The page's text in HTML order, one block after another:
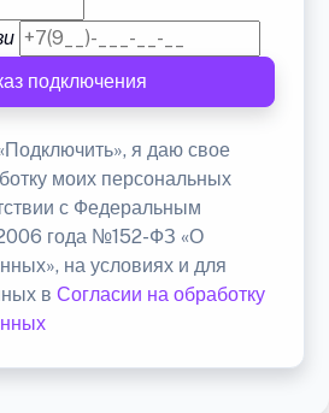
подключения
я даю свое
моих персональных
с Федеральным
года №152-ФЗ «О
на условиях и для
в Согласии на обработку